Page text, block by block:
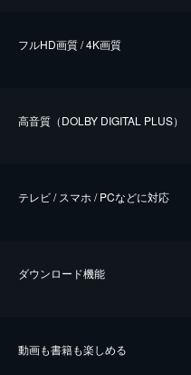
フルHD画質 / 4K画質
⾼⾳質（DOLBY DIGITAL PLUS）
テレビ / スマホ / PCなどに対応
ダウンロード機能
動画も書籍も楽しめる